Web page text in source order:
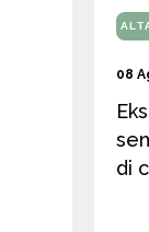
08
di